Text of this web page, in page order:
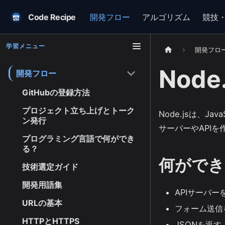
Code Recipe 開発フロー アルゴリズム 競技
学習メニュー
開発フロー
GitHubの登録方法
プロジェクト立ち上げとトーク
ン発行
プログラミング言語で何ができ
る？
技術選定ガイド
開発用語集
URLの基本
HTTPとHTTPS
開発フロ
Node.jsは、
サーバーやAPIを
何がで
APIサーバー
フォーム送